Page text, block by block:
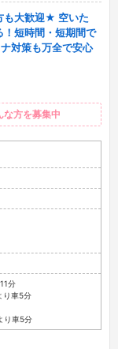
も大歓迎★ 空いた
短時間・短期間で
対策も万全で安心
な方を募集中
分
り車5分
り車5分